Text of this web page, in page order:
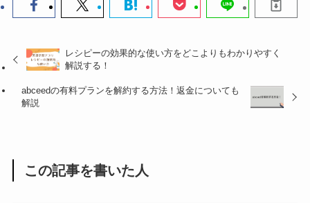
レシピーの効果的な使い方をどこよりもわかりやすく
解説する！
abceedの有料プランを解約する方法！返金についても
解説
この記事を書いた人